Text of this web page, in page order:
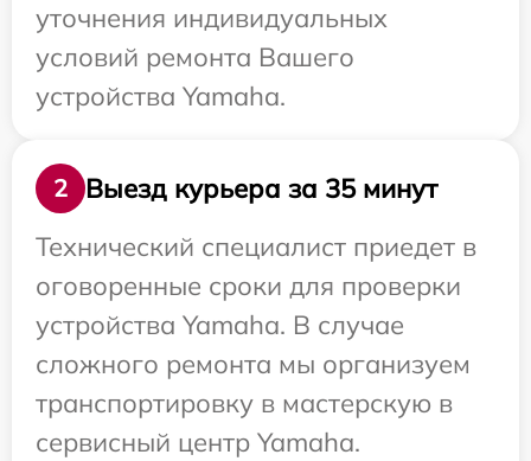
уточнения индивидуальных
условий ремонта Вашего
устройства Yamaha.
2
Выезд курьера за 35 минут
Технический специалист приедет в
оговоренные сроки для проверки
устройства Yamaha. В случае
сложного ремонта мы организуем
транспортировку в мастерскую в
сервисный центр Yamaha.